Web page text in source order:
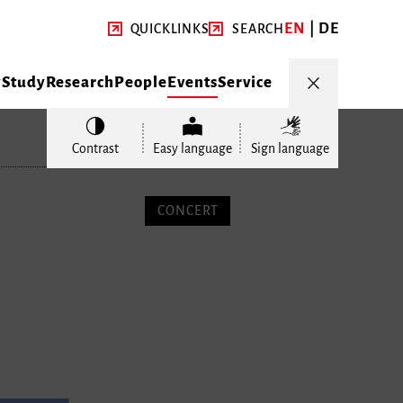
QUICKLINKS SEARCH EN DE
StudyResearchPeopleEventsService
Contrast Easy language Sign language
CONCERT